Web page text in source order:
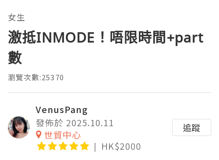
女生
激抵INMODE！唔限時間+part
數
瀏覽次數:25370
VenusPang
發佈於 2025.10.11
世貿中心
HK$2000
追蹤